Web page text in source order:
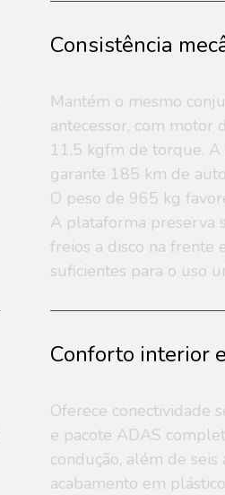
Consistência
Mantém o mesmo
antecessor, com motor
11,5 kgfm de torque.
garante 185 km de
O peso de 965 kg
A plataforma preserva
freios a disco na frente
suficientes para o uso
Conforto interior
Oferece conectividade
e pacote ADAS
condução, além de
acabamento em